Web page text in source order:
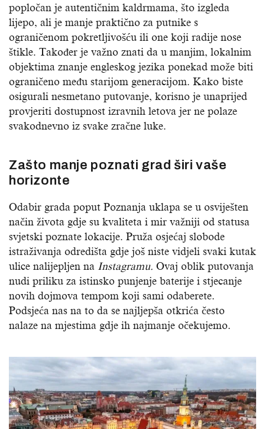
popločan je autentičnim kaldrmama, što izgleda
lijepo, ali je manje praktično za putnike s
ograničenom pokretljivošću ili one koji radije nose
štikle. Također je važno znati da u manjim, lokalnim
objektima znanje engleskog jezika ponekad može biti
ograničeno među starijom generacijom. Kako biste
osigurali nesmetano putovanje, korisno je unaprijed
provjeriti dostupnost izravnih letova jer ne polaze
svakodnevno iz svake zračne luke.
Zašto manje poznati grad širi vaše
horizonte
Odabir grada poput Poznanja uklapa se u osviješten
način života gdje su kvaliteta i mir važniji od statusa
svjetski poznate lokacije. Pruža osjećaj slobode
istraživanja odredišta gdje još niste vidjeli svaki kutak
ulice nalijepljen na Instagramu. Ovaj oblik putovanja
nudi priliku za istinsko punjenje baterije i stjecanje
novih dojmova tempom koji sami odaberete.
Podsjeća nas na to da se najljepša otkrića često
nalaze na mjestima gdje ih najmanje očekujemo.